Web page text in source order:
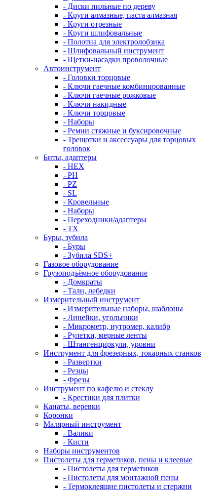
- Диски пильные по дереву
- Круги алмазные, паста алмазная
- Круги отрезные
- Круги шлифовальные
- Полотна для электролобзика
- Шлифовальный инструмент
- Щетки-насадки проволочные
Автоинструмент
- Головки торцовые
- Ключи гаечные комбинированные
- Ключи гаечные рожковые
- Ключи накидные
- Ключи торцовые
- Наборы
- Ремни стяжные и буксировочные
- Трещотки и аксессуары для торцовых
головок
Биты, адаптеры
- HEX
- PH
- PZ
- SL
- Кровельные
- Наборы
- Переходники/адаптеры
- ТX
Буры, зубила
- Буры
- Зубила SDS+
Газовое оборудование
Грузоподъёмное оборудование
- Домкраты
- Тали, лебедки
Измерительный инструмент
- Измерительные наборы, шаблоны
- Линейки, угольники
- Микрометр, нутромер, калибр
- Рулетки, мерные ленты
- Штангенциркули, уровни
Инструмент для фрезерных, токарных станков
- Развертки
- Резцы
- Фрезы
Инструмент по кафелю и стеклу
- Крестики для плитки
Канаты, веревки
Коронки
Малярный инструмент
- Валики
- Кисти
Наборы инструментов
Пистолеты для герметиков, пены и клеевые
- Пистолеты для герметиков
- Пистолеты для монтажной пены
- Термоклеящие пистолеты и стержни